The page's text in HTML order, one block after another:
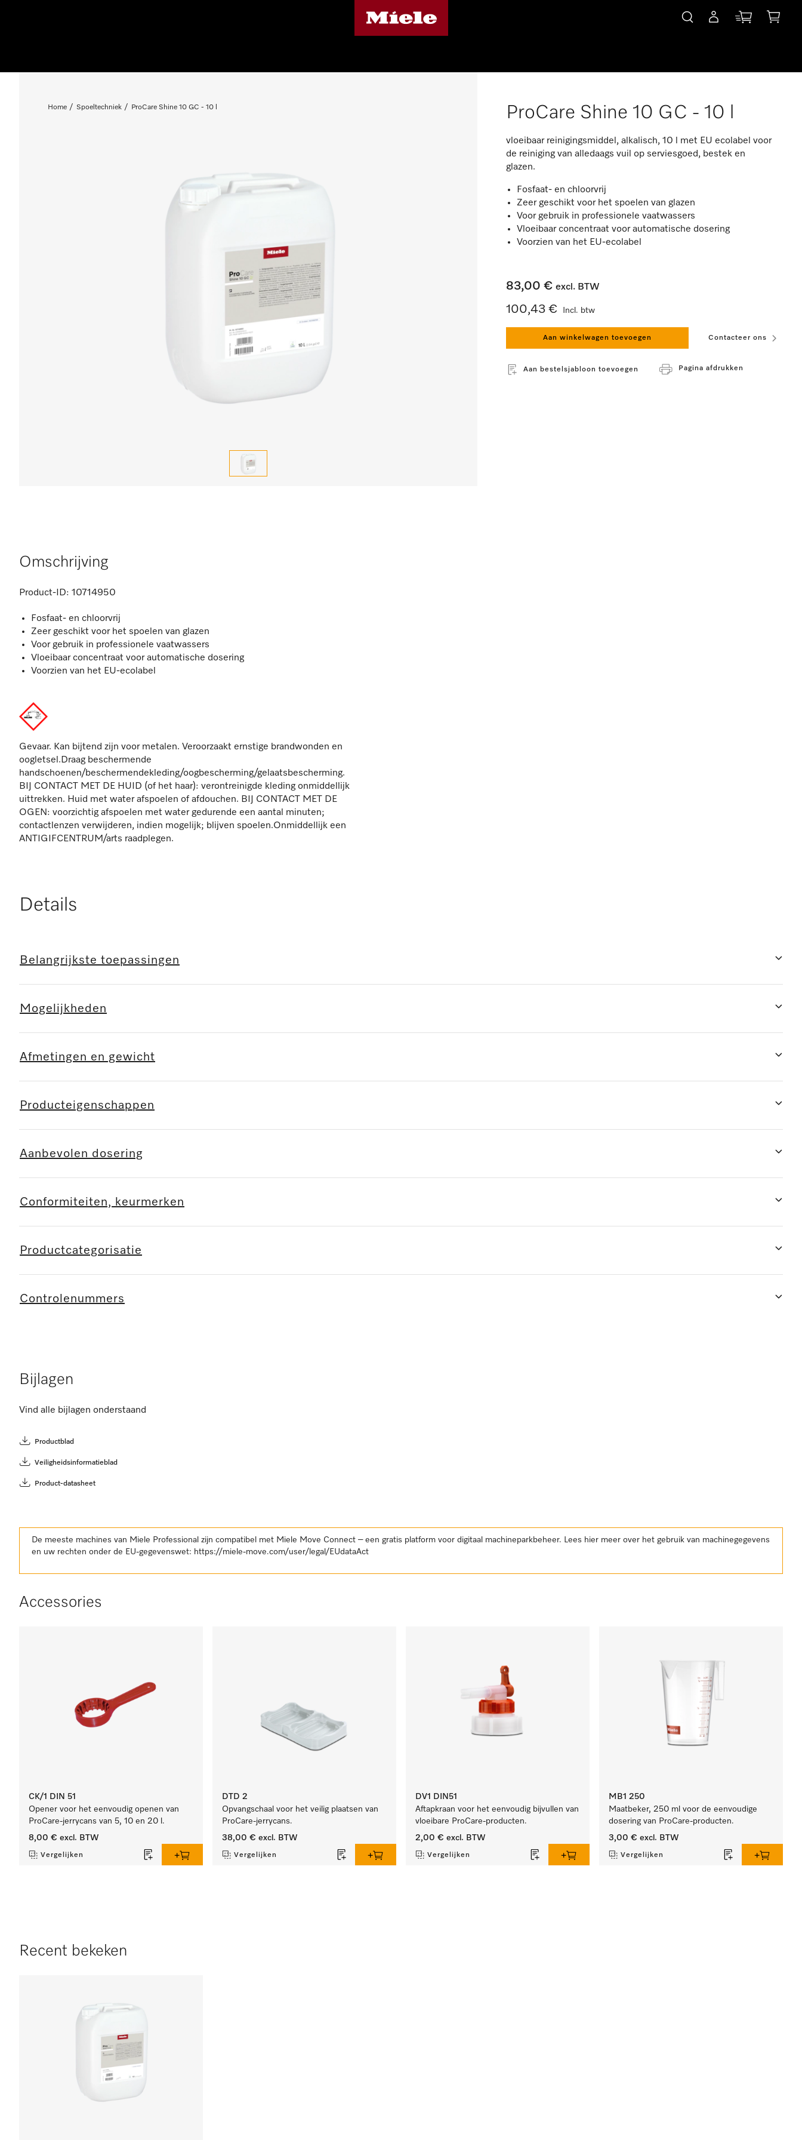
Home Spoeltechniek ProCare Shine 10 GC - 10 l ProCare Shine 10 GC - 10 l
vloeibaar reinigingsmiddel, alkalisch, 10 l met EU ecolabel voor
de reiniging van alledaags vuil op serviesgoed, bestek en
glazen.
Fosfaat- en chloorvrij
Zeer geschikt voor het spoelen van glazen
Voor gebruik in professionele vaatwassers
Vloeibaar concentraat voor automatische dosering
Voorzien van het EU-ecolabel
83,00 € excl. BTW
100,43 € Incl. btw
Aan winkelwagen toevoegen Contacteer ons
Aan bestelsjabloon toevoegen Pagina afdrukken
Omschrijving
Product-ID: 10714950
Fosfaat- en chloorvrij
Zeer geschikt voor het spoelen van glazen
Voor gebruik in professionele vaatwassers
Vloeibaar concentraat voor automatische dosering
Voorzien van het EU-ecolabel
Gevaar. Kan bijtend zijn voor metalen. Veroorzaakt ernstige brandwonden en
oogletsel.Draag beschermende
handschoenen/beschermendekleding/oogbescherming/gelaatsbescherming.
BIJ CONTACT MET DE HUID (of het haar): verontreinigde kleding onmiddellijk
uittrekken. Huid met water afspoelen of afdouchen. BIJ CONTACT MET DE
OGEN: voorzichtig afspoelen met water gedurende een aantal minuten;
contactlenzen verwijderen, indien mogelijk; blijven spoelen.Onmiddellijk een
ANTIGIFCENTRUM/arts raadplegen.
Details
Belangrijkste toepassingen
Mogelijkheden
Afmetingen en gewicht
Producteigenschappen
Aanbevolen dosering
Conformiteiten, keurmerken
Productcategorisatie
Controlenummers
Bijlagen
Vind alle bijlagen onderstaand
Productblad
Veiligheidsinformatieblad
Product-datasheet
De meeste machines van Miele Professional zijn compatibel met Miele Move Connect – een gratis platform voor digitaal machineparkbeheer. Lees hier meer over het gebruik van machinegegevens
en uw rechten onder de EU-gegevenswet: https://miele-move.com/user/legal/EUdataAct
Accessories
CK/1 DIN 51
Opener voor het eenvoudig openen van
ProCare-jerrycans van 5, 10 en 20 l.
8,00 € excl. BTW
Vergelijken
DTD 2
Opvangschaal voor het veilig plaatsen van
ProCare-jerrycans.
38,00 € excl. BTW
Vergelijken
DV1 DIN51
Aftapkraan voor het eenvoudig bijvullen van
vloeibare ProCare-producten.
2,00 € excl. BTW
Vergelijken
MB1 250
Maatbeker, 250 ml voor de eenvoudige
dosering van ProCare-producten.
3,00 € excl. BTW
Vergelijken
Recent bekeken